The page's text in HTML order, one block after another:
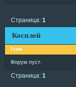
Косплей
Страница: 1
Тема
Форум пуст.
Страница: 1